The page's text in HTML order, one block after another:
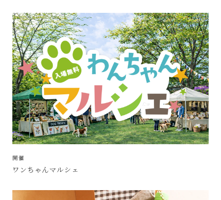
開催
ワンちゃんマルシェ